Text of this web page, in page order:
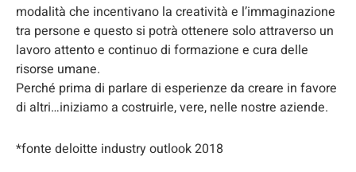
modalità che incentivano la creatività e l’immaginazione
tra persone e questo si potrà ottenere solo attraverso un
lavoro attento e continuo di formazione e cura delle
risorse umane.
Perché prima di parlare di esperienze da creare in favore
di altri…iniziamo a costruirle, vere, nelle nostre aziende.
*fonte deloitte industry outlook 2018